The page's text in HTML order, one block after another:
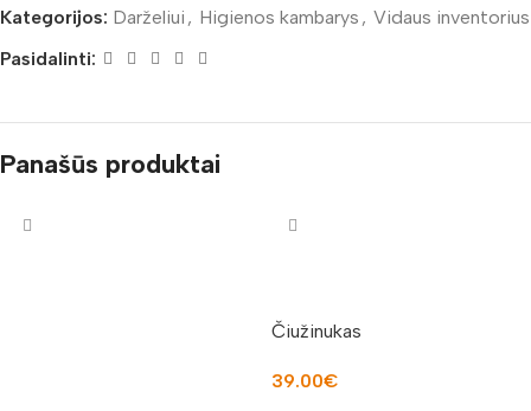
Kategorijos: Darželiui , Higienos kambarys , Vidaus inventorius
Pasidalinti:
Panašūs produktai
Čiužinukas
39.00€